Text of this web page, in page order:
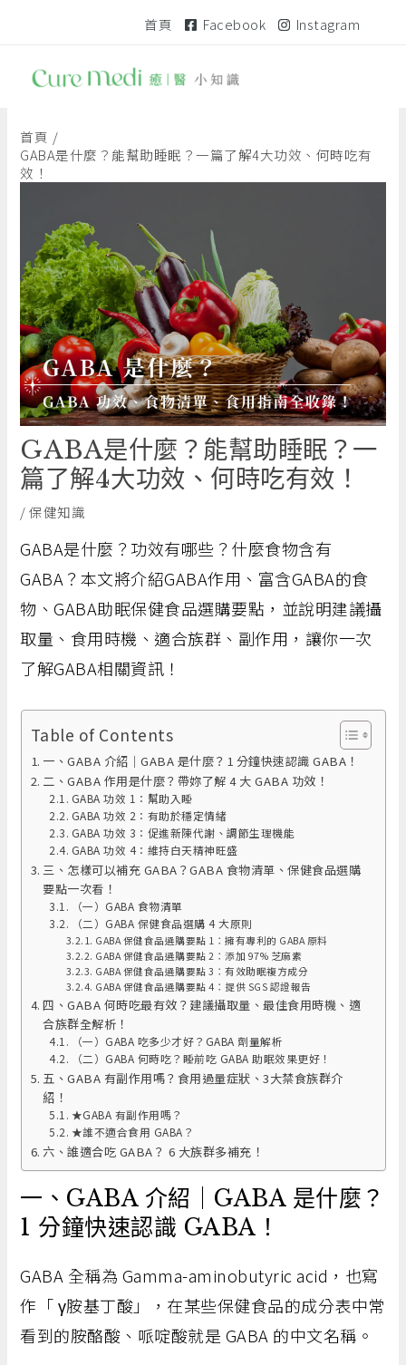
首頁 Facebook Instagram
首頁
GABA是什麼？能幫助睡眠？一篇了解4大功效、何時吃有
效！
GABA是什麼？能幫助睡眠？一
篇了解4大功效、何時吃有效！
/保健知識
GABA是什麼？功效有哪些？什麼食物含有
GABA？本文將介紹GABA作用、富含GABA的食
物、GABA助眠保健食品選購要點，並說明建議攝
取量、食用時機、適合族群、副作用，讓你一次
了解GABA相關資訊！
Table of Contents
一、GABA 介紹｜GABA 是什麼？1 分鐘快速認識 GABA！
二、GABA 作用是什麼？帶妳了解 4 大 GABA 功效！
GABA 功效 1：幫助入睡
GABA 功效 2：有助於穩定情緒
GABA 功效 3：促進新陳代謝、調節生理機能
GABA 功效 4：維持白天精神旺盛
三、怎樣可以補充 GABA？GABA 食物清單、保健食品選購
要點一次看！
（一）GABA 食物清單
（二）GABA 保健食品選購 4 大原則
GABA 保健食品選購要點 1：擁有專利的 GABA 原料
GABA 保健食品選購要點 2：添加 97% 芝麻素
GABA 保健食品選購要點 3：有效助眠複方成分
GABA 保健食品選購要點 4：提供 SGS 認證報告
四、GABA 何時吃最有效？建議攝取量、最佳食用時機、適
合族群全解析！
（一）GABA 吃多少才好？GABA 劑量解析
（二）GABA 何時吃？睡前吃 GABA 助眠效果更好！
五、GABA 有副作用嗎？食用過量症狀、3大禁食族群介
紹！
★GABA 有副作用嗎？
★誰不適合食用 GABA？
六、誰適合吃 GABA？ 6 大族群多補充！
一、GABA 介紹｜GABA 是什麼？
1 分鐘快速認識 GABA！
GABA 全稱為 Gamma-aminobutyric acid，也寫
作「 γ胺基丁酸」，在某些保健食品的成分表中常
看到的胺酪酸、哌啶酸就是 GABA 的中文名稱。
覽